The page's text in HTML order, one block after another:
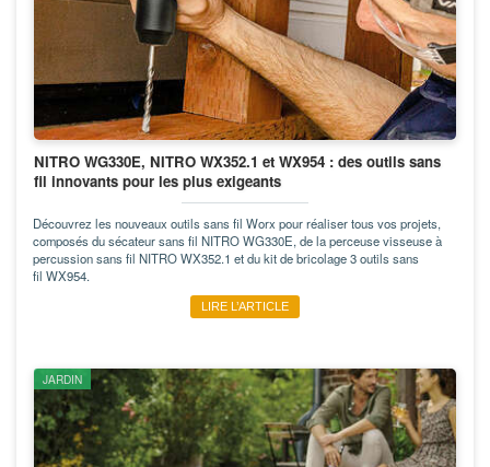
NITRO WG330E, NITRO WX352.1 et WX954 : des outils sans
fil innovants pour les plus exigeants
Découvrez les nouveaux outils sans fil Worx pour réaliser tous vos projets,
composés du sécateur sans fil NITRO WG330E, de la perceuse visseuse à
percussion sans fil NITRO WX352.1 et du kit de bricolage 3 outils sans
fil WX954.
LIRE L’ARTICLE
JARDIN